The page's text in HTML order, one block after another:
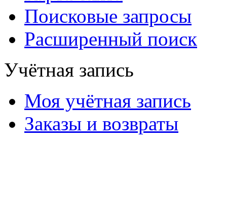
Поисковые запросы
Расширенный поиск
Учётная запись
Моя учётная запись
Заказы и возвраты